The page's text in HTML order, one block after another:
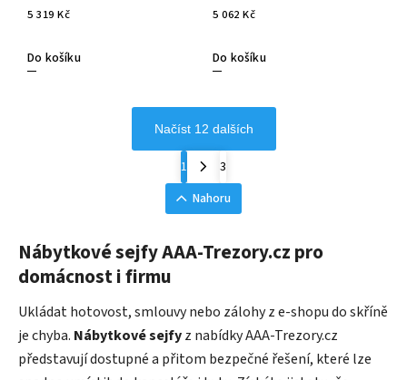
5 319 Kč
Do košíku
5 062 Kč
Do košíku
Načíst 12 dalších
1
3
Nahoru
Nábytkové sejfy AAA-Trezory.cz pro
domácnost i firmu
Ukládat hotovost, smlouvy nebo zálohy z e-shopu do skříně
je chyba. Nábytkové sejfyz nabídky AAA-Trezory.cz
představují dostupné a přitom bezpečné řešení, které lze